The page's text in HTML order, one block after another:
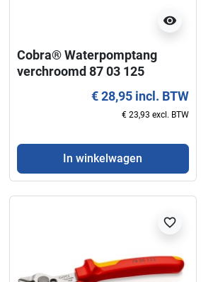
visibility
Cobra® Waterpomptang
verchroomd 87 03 125
€ 28,95 incl. BTW
€ 23,93 excl. BTW
In winkelwagen
favorite_border